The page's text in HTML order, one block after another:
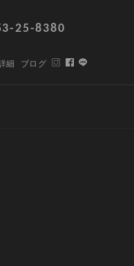
25-8380
細 ブログ